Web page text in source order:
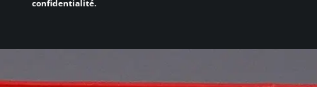
confidentialité.